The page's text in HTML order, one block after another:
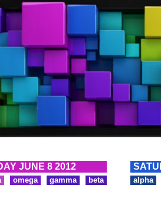
JUNE 8 2012
omega gamma beta alpha